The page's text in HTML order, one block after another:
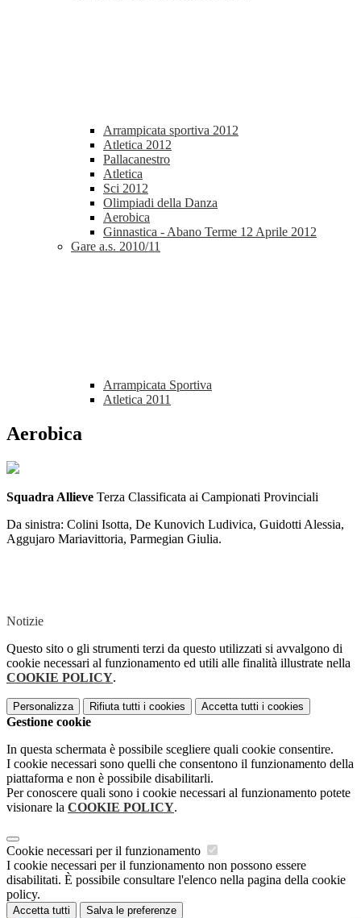
Arrampicata sportiva 2012
Atletica 2012
Pallacanestro
Atletica
Sci 2012
Olimpiadi della Danza
Aerobica
Ginnastica - Abano Terme 12 Aprile 2012
Gare a.s. 2010/11
Arrampicata Sportiva
Atletica 2011
Aerobica
Squadra Allieve Terza Classificata ai Campionati Provinciali
Da sinistra: Colini Isotta, De Kunovich Ludivica, Guidotti Alessia,
Aggujaro Mariavittoria, Parmegian Giulia.
Notizie
Questo sito o gli strumenti terzi da questo utilizzati si avvalgono di
cookie necessari al funzionamento ed utili alle finalità illustrate nella
COOKIE POLICY.
Personalizza Rifiuta tutti i cookies Accetta tutti i cookies
Gestione cookie
In questa schermata è possibile scegliere quali cookie consentire.
I cookie necessari sono quelli che consentono il funzionamento della
piattaforma e non è possibile disabilitarli.
Per conoscere quali sono i cookie necessari al funzionamento potete
visionare la COOKIE POLICY.
Cookie necessari per il funzionamento
I cookie necessari per il funzionamento non possono essere
disabilitati. È possibile consultare l'elenco nella pagina della cookie
policy.
Accetta tutti Salva le preferenze